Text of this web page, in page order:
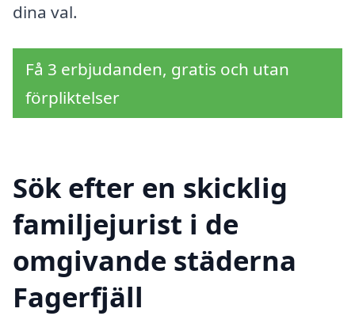
dina val.
Få 3 erbjudanden, gratis och utan
förpliktelser
Sök efter en skicklig
familjejurist i de
omgivande städerna
Fagerfjäll